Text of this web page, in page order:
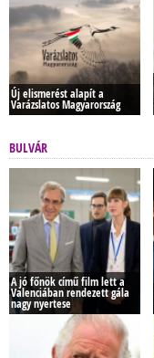
Új elismerést alapít a
Varázslatos Magyarország
BULVÁR
A jó főnök című film lett a
Valenciában rendezett gála
nagy nyertese